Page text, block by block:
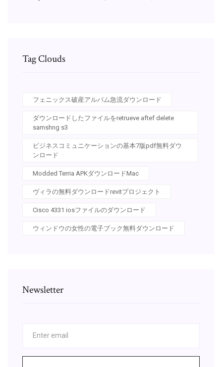
Tag Clouds
フェニックス破産アルバム急流ダウンロード
ダウンロードしたファイルをretrueve aftef delete
samshng s3
ビジネスコミュニケーションの基本7版pdf無料ダウ
ンロード
Modded Terria APKダウンロードMac
ヴィラの無料ダウンロードrevitプロジェクト
Cisco 4331 iosファイルのダウンロード
ウィンドウの女性の電子ブック無料ダウンロード
Newsletter